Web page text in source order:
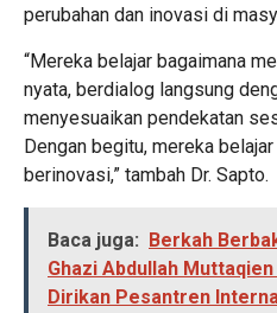
perubahan dan inovasi di
“Mereka belajar bagaimana
nyata, berdialog langsung
menyesuaikan pendekatan
Dengan begitu, mereka
berinovasi,” tambah Dr. Sapto.
Baca juga:
Berkah
Ghazi Abdullah
Dirikan Pesantren